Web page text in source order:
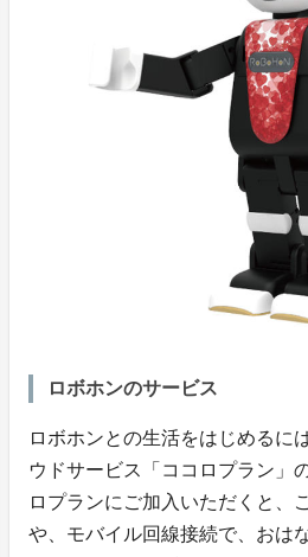
ロボホンのサービス
ロボホンとの生活をはじめるに
ウドサービス「ココロプラン」
ロプランにご加入いただくと、
や、モバイル回線接続で、おは